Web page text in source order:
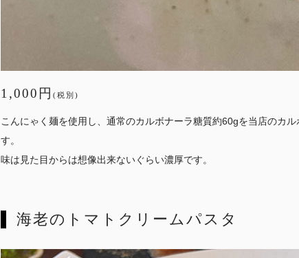
1,000円 (税別)
こんにゃく麺を使用し、通常のカルボナーラ糖質約60gを当店のカ
す。
味は見た目からは想像出来ないぐらい濃厚です。
海老のトマトクリームパスタ